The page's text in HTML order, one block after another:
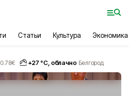
Статьи Культура Экономика
€ +27 °С, облачно Белгород